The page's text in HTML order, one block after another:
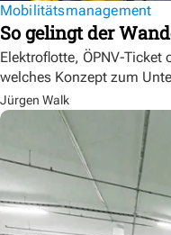
Mobilitätsmanagement
So gelingt der
Elektroflotte, ÖPNV-Ticket
welches Konzept zum
Jürgen Walk